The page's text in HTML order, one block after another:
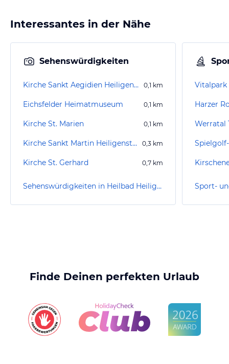
Interessantes in der Nähe
Sehenswürdigkeiten
Kirche Sankt Aegidien Heiligenstadt 0,1 km
Eichsfelder Heimatmuseum 0,1 km
Kirche St. Marien 0,1 km
Kirche Sankt Martin Heiligenstadt 0,3 km
Kirche St. Gerhard 0,7 km
Sehenswürdigkeiten in Heilbad Heiligenstadt
Vitalpark
Harzer
Werratal
Finde Deinen perfekten Urlaub